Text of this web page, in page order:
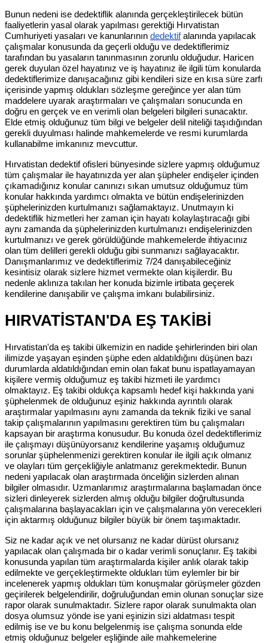
Bunun nedeni ise dedektiflik alanında gerçekleştirilecek bütün
faaliyetlerin yasal olarak yapılması gerektiği Hırvatistan
Cumhuriyeti yasaları ve kanunlarının dedektifalanında yapılacak
çalışmalar konusunda da geçerli olduğu ve dedektiflerimiz
tarafından bu yasaların tanınmasının zorunlu olduğudur. Haricen
gerek duyulan özel hayatınız ve iş hayatınız ile ilgili tüm konularda
dedektiflerimize danışacağınız gibi kendileri size en kısa süre zarfı
içerisinde yapmış oldukları sözleşme gereğince yer alan tüm
maddelere uyarak araştırmaları ve çalışmaları sonucunda en
doğru en gerçek ve en verimli olan belgeleri bilgileri sunacaktır.
Elde etmiş olduğunuz tüm bilgi ve belgeler delil niteliği taşıdığından
gerekli duyulması halinde mahkemelerde ve resmi kurumlarda
kullanabilme imkanınız mevcuttur.
Hırvatistan dedektif ofisleri bünyesinde sizlere yapmış olduğumuz
tüm çalışmalar ile hayatınızda yer alan şüpheler endişeler içinden
çıkamadığınız konular canınızı sıkan umutsuz olduğumuz tüm
konular hakkında yardımcı olmakta ve bütün endişelerinizden
şüphelerinizden kurtulmanızı sağlamaktayız. Unutmayın ki
dedektiflik hizmetleri her zaman için hayatı kolaylaştıracağı gibi
aynı zamanda da şüphelerinizden kurtulmanızı endişelerinizden
kurtulmanızı ve gerek görüldüğünde mahkemelerde ihtiyacınız
olan tüm delilleri gerekli olduğu gibi sunmanızı sağlayacaktır.
Danışmanlarımız ve dedektiflerimiz 7/24 danışabileceğiniz
kesintisiz olarak sizlere hizmet vermekte olan kişilerdir. Bu
nedenle aklınıza takılan her konuda bizimle irtibata geçerek
kendilerine danışabilir ve çalışma imkanı bulabilirsiniz.
HIRVATİSTAN'DA EŞ TAKİBİ
Hırvatistan'da eş takibi ülkemizin en nadide şehirlerinden biri olan
ilimizde yaşayan eşinden şüphe eden aldatıldığını düşünen bazı
durumlarda aldatıldığından emin olan fakat bunu ispatlayamayan
kişilere vermiş olduğumuz eş takibi hizmeti ile yardımcı
olmaktayız. Eş takibi oldukça kapsamlı hedef kişi hakkında yani
şüphelenmek de olduğunuz eşiniz hakkında ayrıntılı olarak
araştırmalar yapılmasını aynı zamanda da teknik fiziki ve sanal
takip çalışmalarının yapılmasını gerektiren tüm bu çalışmaları
kapsayan bir araştırma konusudur. Bu konuda özel dedektiflerimiz
ile çalışmayı düşünüyorsanız kendilerine yaşamış olduğumuz
sorunlar şüphelenmenizi gerektiren konular ile ilgili açık olmanız
ve olayları tüm gerçekliğiyle anlatmanız gerekmektedir. Bunun
nedeni yapılacak olan araştırmada önceliğin sizlerden alınan
bilgiler olmasıdır. Uzmanlarımız araştırmalarına başlamadan önce
sizleri dinleyerek sizlerden almış olduğu bilgiler doğrultusunda
çalışmalarına başlayacakları için ve çalışmalarına yön verecekleri
için aktarmış olduğunuz bilgiler büyük bir önem taşımaktadır.
Siz ne kadar açık ve net olursanız ne kadar dürüst olursanız
yapılacak olan çalışmada bir o kadar verimli sonuçlanır. Eş takibi
konusunda yapılan tüm araştırmalarda kişiler anlık olarak takip
edilmekte ve gerçekleştirmekte oldukları tüm eylemler bir bir
incelenerek yapmış oldukları tüm konuşmalar görüşmeler gözden
geçirilerek belgelendirilir, doğruluğundan emin olunan sonuçlar size
rapor olarak sunulmaktadır. Sizlere rapor olarak sunulmakta olan
dosya olumsuz yönde ise yani eşinizin sizi aldatması tespit
edilmiş ise ve bu konu belgelenmiş ise çalışma sonunda elde
etmiş olduğunuz belgeler eşliğinde aile mahkemelerine